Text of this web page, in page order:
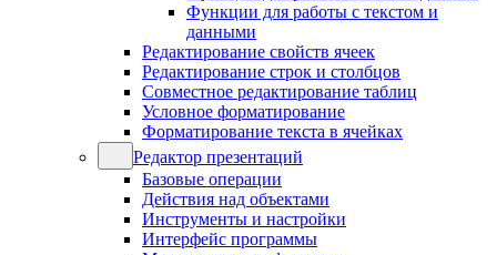
Функции для работы с текстом и
данными
Редактирование свойств ячеек
Редактирование строк и столбцов
Совместное редактирование таблиц
Условное форматирование
Форматирование текста в ячейках
Редактор презентаций
Базовые операции
Действия над объектами
Инструменты и настройки
Интерфейс программы